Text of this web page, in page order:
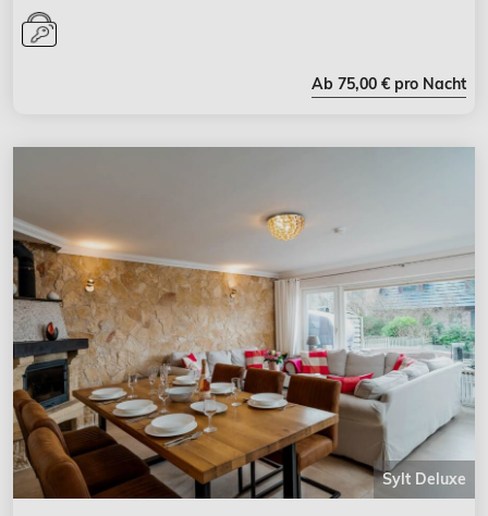
Ab 75,00 € pro Nacht
Sylt Deluxe